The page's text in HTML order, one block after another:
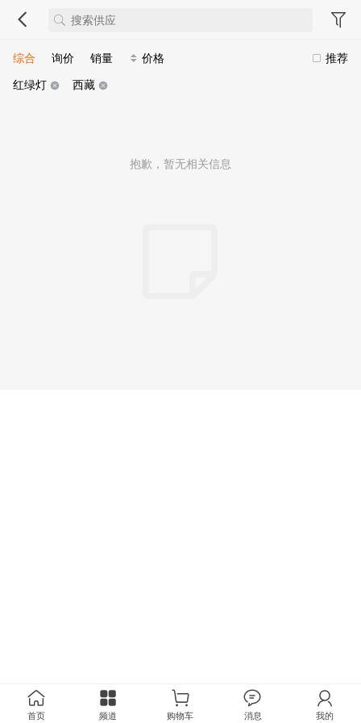
推荐
综合 询价 销量
价格
红绿灯
西藏
抱歉，暂无相关信息
首页 频道 购物车 消息 我的